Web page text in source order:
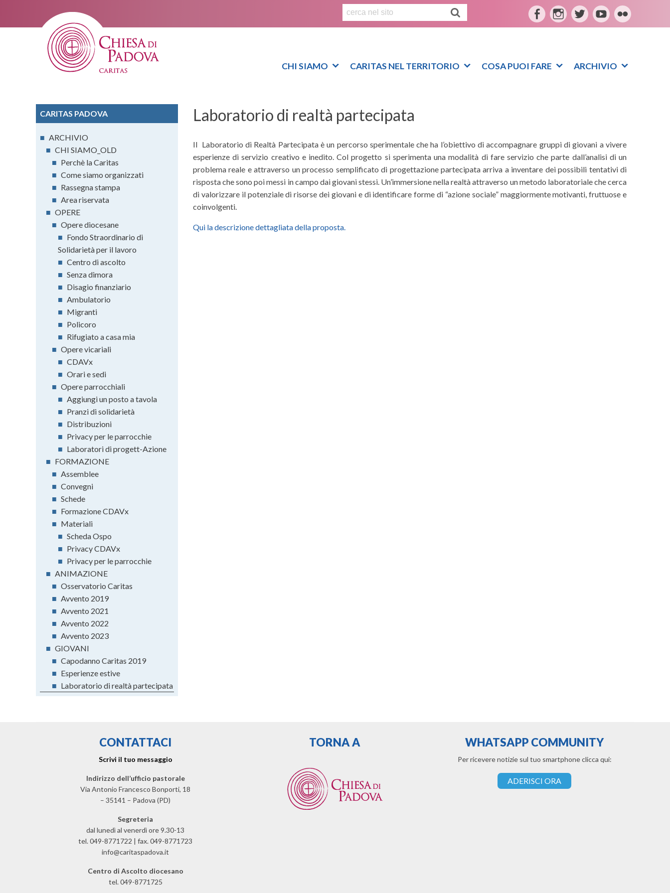
F
b
I
T
t
Y
u
F
i
t
t
CHI SIAMO CARITAS NEL TERRITORIO COSA PUOI FARE ARCHIVIO
Laboratorio di realtà partecipata
Il Laboratorio di Realtà Partecipata è un percorso sperimentale che ha l’obiettivo di accompagnare gruppi di giovani a vivere
esperienze di servizio creativo e inedito. Col progetto si sperimenta una modalità di fare servizio che parte dall’analisi di un
problema reale e attraverso un processo semplificato di progettazione partecipata arriva a inventare dei possibili tentativi di
risposta che sono poi messi in campo dai giovani stessi. Un’immersione nella realtà attraverso un metodo laboratoriale che cerca
di valorizzare il potenziale di risorse dei giovani e di identificare forme di “azione sociale” maggiormente motivanti, fruttuose e
coinvolgenti.
Qui la descrizione dettagliata della proposta.
CARITAS PADOVA
■ ARCHIVIO
■ CHI SIAMO_OLD
■ Perchè la Caritas
■ Come siamo organizzati
■ Rassegna stampa
■ Area riservata
■ OPERE
■ Opere diocesane
■ Fondo Straordinario di
Solidarietà per il lavoro
■ Centro di ascolto
■ Senza dimora
■ Disagio finanziario
■ Ambulatorio
■ Migranti
■ Policoro
■ Rifugiato a casa mia
■ Opere vicariali
■ CDAVx
■ Orari e sedi
■ Opere parrocchiali
■ Aggiungi un posto a tavola
■ Pranzi di solidarietà
■ Distribuzioni
■ Privacy per le parrocchie
■ Laboratori di progett-Azione
■ FORMAZIONE
■ Assemblee
■ Convegni
■ Schede
■ Formazione CDAVx
■ Materiali
■ Scheda Ospo
■ Privacy CDAVx
■ Privacy per le parrocchie
■ ANIMAZIONE
■ Osservatorio Caritas
■ Avvento 2019
■ Avvento 2021
■ Avvento 2022
■ Avvento 2023
■ GIOVANI
■ Capodanno Caritas 2019
■ Esperienze estive
■ Laboratorio di realtà partecipata
CONTATTACI
Scrivi il tuo messaggio
Indirizzo dell’ufficio pastorale
Via Antonio Francesco Bonporti, 18
– 35141 – Padova (PD)
Segreteria
dal lunedì al venerdì ore 9.30-13
tel. 049-8771722 | fax. 049-8771723
info@caritaspadova.it
Centro di Ascolto diocesano
tel. 049-8771725
TORNA A WHATSAPP COMMUNITY
Per ricevere notizie sul tuo smartphone clicca qui:
ADERISCI ORA